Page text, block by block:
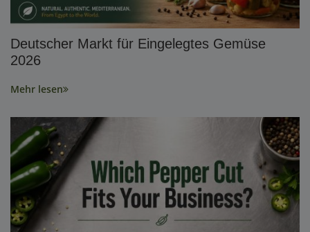
Deutscher Markt für Eingelegtes Gemüse
2026
Mehr lesen